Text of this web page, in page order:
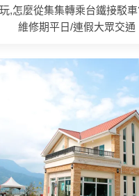
,怎麼從集集轉乘台鐵接駁
維修期平日/連假大眾交通